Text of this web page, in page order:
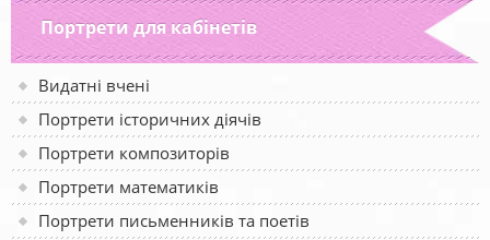
Портрети для кабінетів
Видатні вчені
Портрети історичних діячів
Портрети композиторів
Портрети математиків
Портрети письменників та поетів